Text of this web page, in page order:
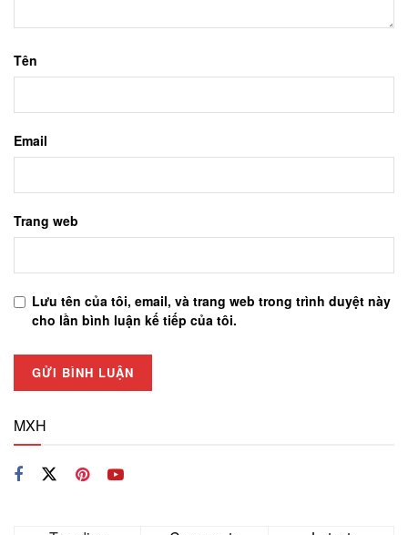
Tên
Email
Trang web
Lưu tên của tôi, email, và trang web trong trình duyệt này
cho lần bình luận kế tiếp của tôi.
MXH